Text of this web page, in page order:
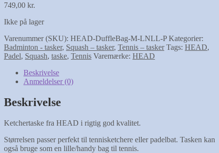
749,00 kr.
Ikke på lager
Varenummer (SKU): HEAD-DuffleBag-M-LNLL-P Kategorier:
Badminton - tasker, Squash – tasker, Tennis – tasker Tags: HEAD,
Padel, Squash, taske, Tennis Varemærke: HEAD
Beskrivelse
Anmeldelser (0)
Beskrivelse
Ketchertaske fra HEAD i rigtig god kvalitet.
Størrelsen passer perfekt til tennisketchere eller padelbat. Tasken kan
også bruge som en lille/handy bag til tennis.